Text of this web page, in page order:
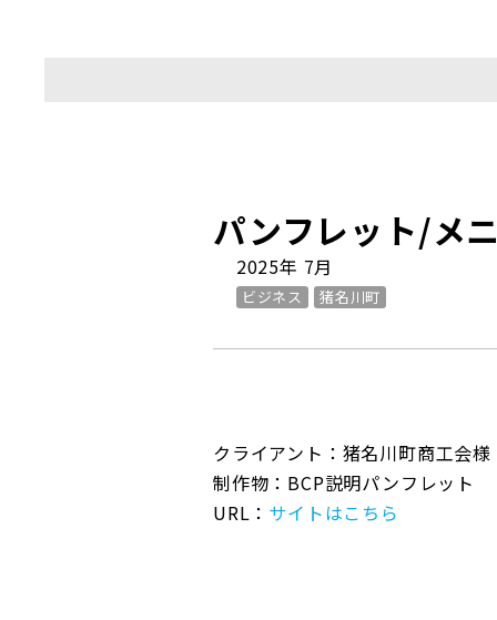
パンフレット/メ
2025年 7月
ビジネス 猪名川町
クライアント：猪名川町商工会様
制作物：BCP説明パンフレット
URL： サイトはこちら